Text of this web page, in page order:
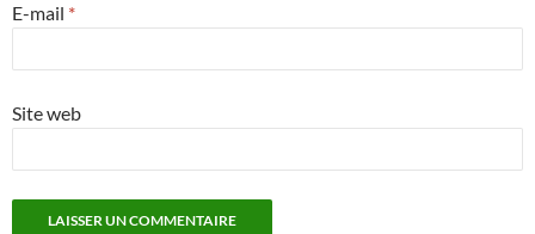
E-mail *
Site web